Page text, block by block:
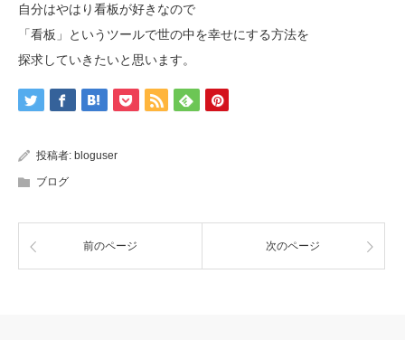
自分はやはり看板が好きなので
「看板」というツールで世の中を幸せにする方法を
探求していきたいと思います。
投稿者: bloguser
ブログ
前のページ 次のページ